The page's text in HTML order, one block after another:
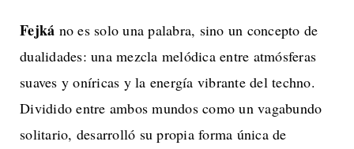
Fejká no es solo una palabra, sino un concepto de
dualidades: una mezcla melódica entre atmósferas
suaves y oníricas y la energía vibrante del techno.
Dividido entre ambos mundos como un vagabundo
solitario, desarrolló su propia forma única de